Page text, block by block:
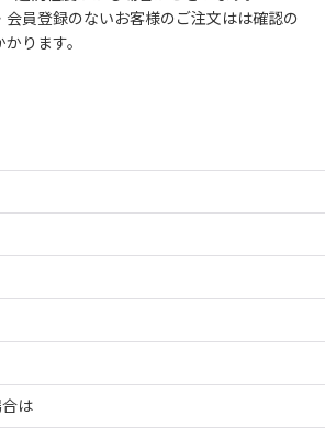
会員登録のないお客様のご注文はは確認の
ります。
は